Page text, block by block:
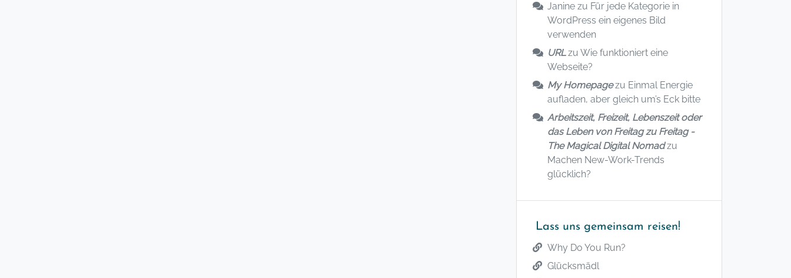
Janine zu Für jede Kategorie in
WordPress ein eigenes Bild
verwenden
URLzu Wie funktioniert eine
Webseite?
My Homepagezu Einmal Energie
aufladen, aber gleich um’s Eck bitte
Arbeitszeit, Freizeit, Lebenszeit oder
das Leben von Freitag zu Freitag -
The Magical Digital Nomadzu
Machen New-Work-Trends
glücklich?
Lass uns gemeinsam reisen!
Why Do You Run?
Glücksmädl